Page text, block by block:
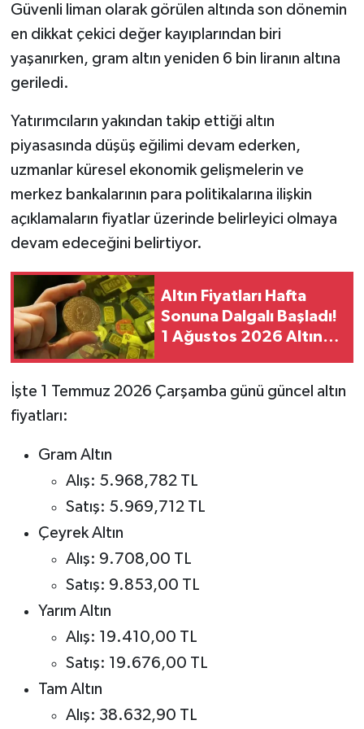
Güvenli liman olarak görülen altında son dönemin
en dikkat çekici değer kayıplarından biri
yaşanırken, gram altın yeniden 6 bin liranın altına
geriledi.
Yatırımcıların yakından takip ettiği altın
piyasasında düşüş eğilimi devam ederken,
uzmanlar küresel ekonomik gelişmelerin ve
merkez bankalarının para politikalarına ilişkin
açıklamaların fiyatlar üzerinde belirleyici olmaya
devam edeceğini belirtiyor.
Altın Fiyatları Hafta
Sonuna Dalgalı Başladı!
1 Ağustos 2026 Altın
İşte 1 Temmuz 2026 Çarşamba günü güncel altın
fiyatları:
Gram Altın
Alış: 5.968,782 TL
Satış: 5.969,712 TL
Çeyrek Altın
Alış: 9.708,00 TL
Satış: 9.853,00 TL
Yarım Altın
Alış: 19.410,00 TL
Satış: 19.676,00 TL
Tam Altın
Alış: 38.632,90 TL